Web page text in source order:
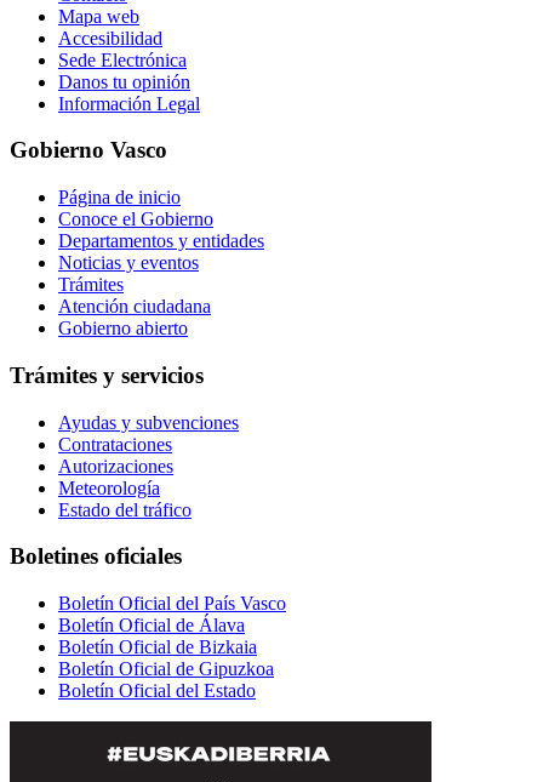
Mapa web
Accesibilidad
Sede Electrónica
Danos tu opinión
Información Legal
Gobierno Vasco
Página de inicio
Conoce el Gobierno
Departamentos y entidades
Noticias y eventos
Trámites
Atención ciudadana
Gobierno abierto
Trámites y servicios
Ayudas y subvenciones
Contrataciones
Autorizaciones
Meteorología
Estado del tráfico
Boletines oficiales
Boletín Oficial del País Vasco
Boletín Oficial de Álava
Boletín Oficial de Bizkaia
Boletín Oficial de Gipuzkoa
Boletín Oficial del Estado